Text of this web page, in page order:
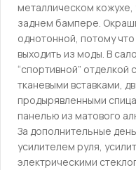
металлическом кожухе,
заднем бампере.
однотонной, потому что
выходить из моды. В
“спортивной” отделкой
тканевыми вставками,
продырявленными
панелью из матового
За дополнительные
усилителем руля,
электрическими